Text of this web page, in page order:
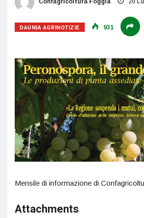
Confagricoltura Foggia 20
DAUNIA AGRINOTIZIE 931
Mensile di informazione di
Attachments